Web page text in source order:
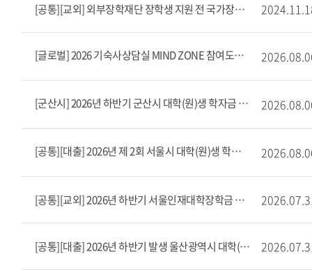
[공통][교외] 외부장학재단 장학생 지원 전 국가장학금 신청
[글로벌] 2026 기숙사상담실 MIND ZONE 참여도우미(근로) 모집
[군산시] 2026년 하반기 군산시 대학(원)생 학자금 대출 이자 지원
[공통][대출] 2026년 제 2회 서울시 대학(원)생 학자금대출 이자 지원
[공통][교외] 2026년 하반기 서울인재대학장학금 장학생 선발 공고(8/3~8/10)
[공통][대출] 2026년 하반기 발생 울산광역시 대학(원)생 학자금대출 이자지원사업 안내